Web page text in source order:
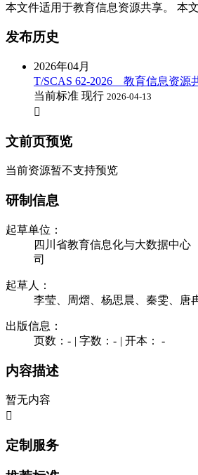
本文件适用于教育信息资源共享。 本
发布历史
2026年04月
T/SCAS 62-2026 教育信息资源
当前标准 现行 2026-04-13

文前页预览
当前资源暂不支持预览
研制信息
起草单位：
四川省教育信息化与大数据中
司
起草人：
李莹、周熠、杨思晨、秦雯、唐
出版信息：
页数：- | 字数：- | 开本： -
内容描述
暂无内容

定制服务